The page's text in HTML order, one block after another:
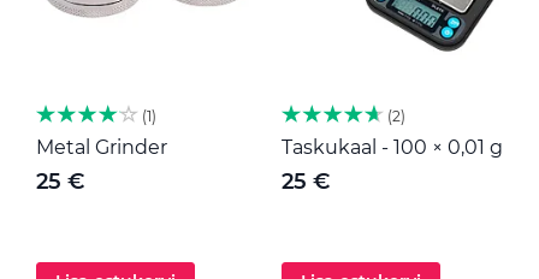
1
Metal Grinder
25 €
2
Taskukaal - 100 × 0,01 g
25 €